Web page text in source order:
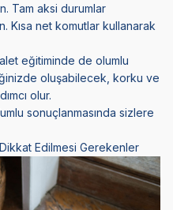
Tam aksi durumlar
Kısa net komutlar kullanarak
eğitiminde de olumlu
oluşabilecek, korku ve
olur.
sonuçlanmasında sizlere
Edilmesi Gerekenler